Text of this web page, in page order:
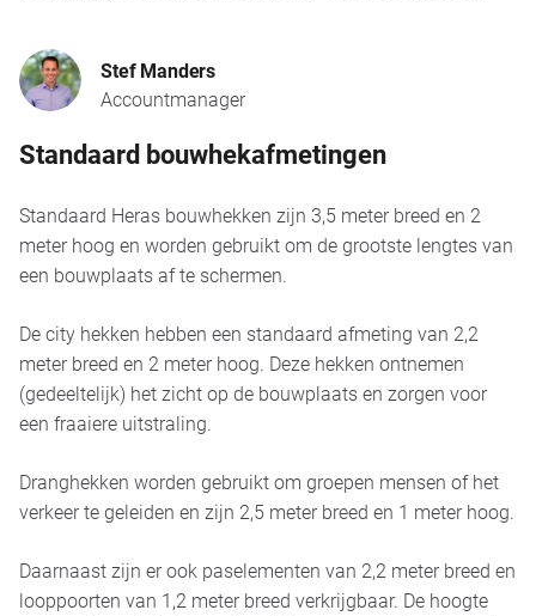
Stef Manders
Accountmanager
Standaard bouwhekafmetingen
Standaard Heras bouwhekken zijn 3,5 meter breed en 2
meter hoog en worden gebruikt om de grootste lengtes van
een bouwplaats af te schermen.
De city hekken hebben een standaard afmeting van 2,2
meter breed en 2 meter hoog. Deze hekken ontnemen
(gedeeltelijk) het zicht op de bouwplaats en zorgen voor
een fraaiere uitstraling.
Dranghekken worden gebruikt om groepen mensen of het
verkeer te geleiden en zijn 2,5 meter breed en 1 meter hoog.
Daarnaast zijn er ook paselementen van 2,2 meter breed en
looppoorten van 1,2 meter breed verkrijgbaar. De hoogte